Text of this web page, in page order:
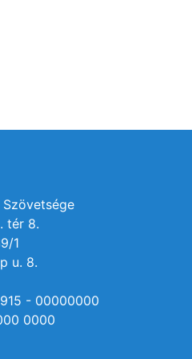
tér 8.
1
u. 8.
- 00000000
0000